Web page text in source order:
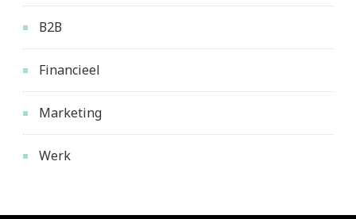
B2B
Financieel
Marketing
Werk